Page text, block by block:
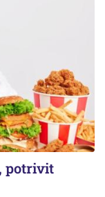
potrivit